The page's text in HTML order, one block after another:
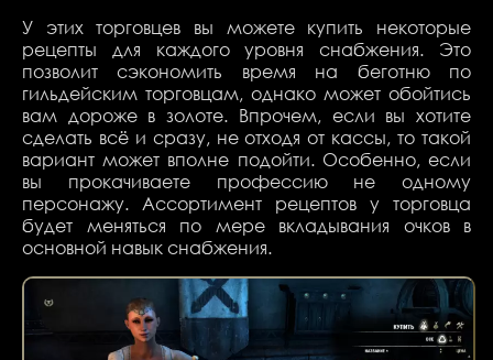
У этих торговцев вы можете купить некоторые
рецепты для каждого уровня снабжения. Это
позволит сэкономить время на беготню по
гильдейским торговцам, однако может обойтись
вам дороже в золоте. Впрочем, если вы хотите
сделать всё и сразу, не отходя от кассы, то такой
вариант может вполне подойти. Особенно, если
вы прокачиваете профессию не одному
персонажу. Ассортимент рецептов у торговца
будет меняться по мере вкладывания очков в
основной навык снабжения.